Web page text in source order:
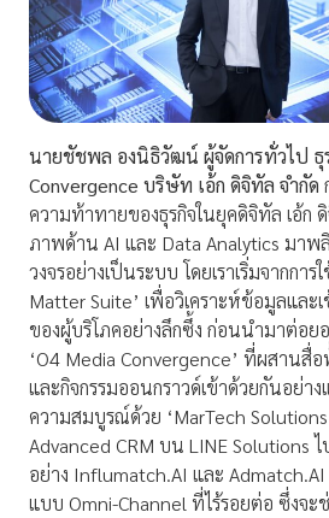
นายชัชพล องนิธิวัฒน์ ผู้จัดการทั่วไป ธุ
Convergence บริษัท เอ้ก ดิจิทัล จำกัด
ความท้าทายของธุรกิจในยุคดิจิทัล เอ้ก
ภาพด้าน AI และ Data Analytics มาพ
วงจรอย่างเป็นระบบ โดยเราเริ่มจากการ
Matter Suite’ เพื่อวิเคราะห์ข้อมูลและ
ของผู้บริโภคอย่างลึกซึ้ง ก่อนนำมาต่อ
‘O4 Media Convergence’ ที่ผสานสื่
และกิจกรรมออนกราวด์เข้าด้วยกันอย่า
ความสมบูรณ์ด้วย ‘MarTech
Advanced CRM บน LINE Solutions
อย่าง Influmatch.AI และ
แบบ Omni-Channel ที่ไร้รอยต่อ ซึ่งจ